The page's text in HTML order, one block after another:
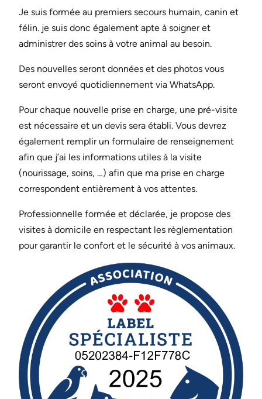
Je suis formée au premiers secours humain, canin et
félin. je suis donc également apte à soigner et
administrer des soins à votre animal au besoin.
Des nouvelles seront données et des photos vous
seront envoyé quotidiennement via WhatsApp.
Pour chaque nouvelle prise en charge, une pré-visite
est nécessaire et un devis sera établi. Vous devrez
également remplir un formulaire de renseignement
afin que j’ai les informations utiles à la visite
(nourissage, soins, …) afin que ma prise en charge
correspondent entièrement à vos attentes.
Professionnelle formée et déclarée, je propose des
visites à domicile en respectant les règlementation
pour garantir le confort et le sécurité à vos animaux.